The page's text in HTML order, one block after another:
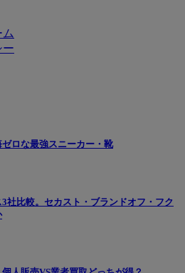
ー
ゼロな最強スニーカー・靴
社比較。セカスト・ブランドオフ・フク